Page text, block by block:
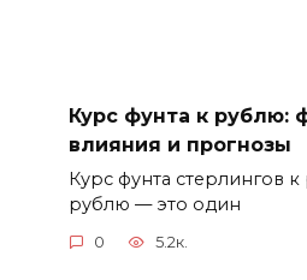
Курс фунта к рублю:
влияния и прогнозы
Курс фунта стерлингов
рублю — это один
0 5.2к.